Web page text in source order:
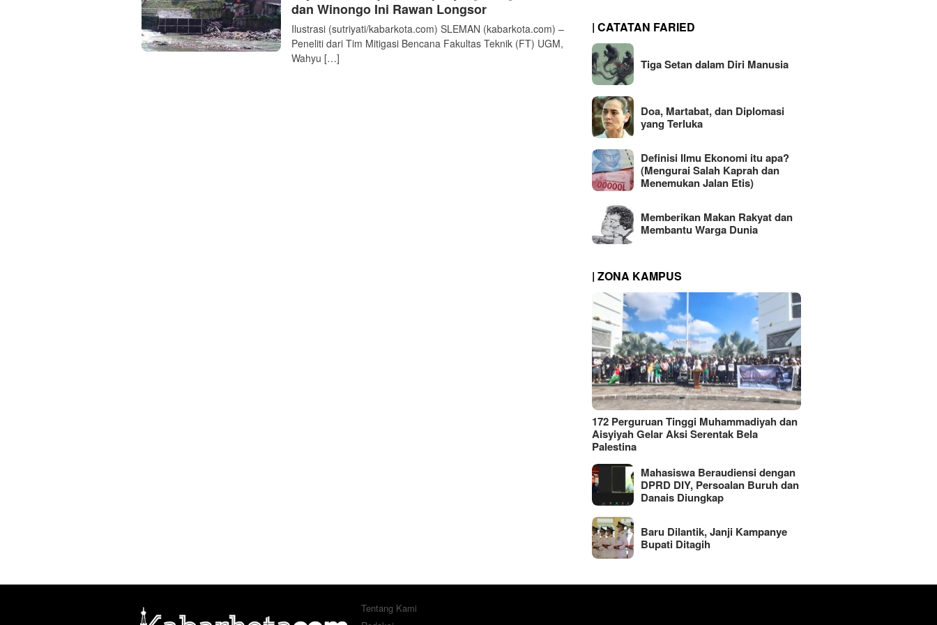
dan Winongo Ini Rawan Longsor
Ilustrasi (sutriyati/kabarkota.com) SLEMAN (kabarkota.com) –
Peneliti dari Tim Mitigasi Bencana Fakultas Teknik (FT) UGM,
Wahyu […]
| CATATAN FARIED
Tiga Setan dalam Diri Manusia
Doa, Martabat, dan Diplomasi
yang Terluka
Definisi Ilmu Ekonomi itu apa?
(Mengurai Salah Kaprah dan
Menemukan Jalan Etis)
Memberikan Makan Rakyat dan
Membantu Warga Dunia
| ZONA KAMPUS
172 Perguruan Tinggi Muhammadiyah dan
Aisyiyah Gelar Aksi Serentak Bela
Palestina
Mahasiswa Beraudiensi dengan
DPRD DIY, Persoalan Buruh dan
Danais Diungkap
Baru Dilantik, Janji Kampanye
Bupati Ditagih
Tentang Kami